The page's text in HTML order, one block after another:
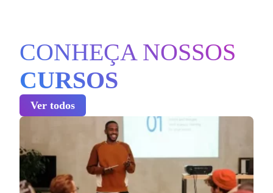
CONHEÇA NOSSOS
CURSOS
Ver todos